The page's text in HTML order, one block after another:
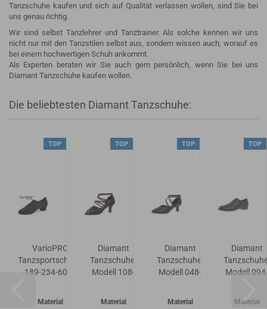
Tanzschuhe kaufen und sich auf Qualität verlassen wollen, sind Sie bei
uns genau richtig.
Wir sind selbst Tanzlehrer und Tanztrainer. Als solche kennen wir uns
nicht nur mit den Tanzstilen selbst aus, sondern wissen auch, worauf es
bei einem hochwertigen Schuh ankommt.
Als Experten beraten wir Sie auch gern persönlich, wenn Sie bei uns
Diamant Tanzschuhe kaufen wollen.
Die beliebtesten Diamant Tanzschuhe:
TOP
VarioPRO
Tanzsportschuhe
189-234-604 -
Material
TOP
Diamant
Tanzschuhe-
Modell 108-
Material
TOP
Diamant
Tanzschuhe-
Modell 048-
Material
TOP
Diamant
Modell
Material